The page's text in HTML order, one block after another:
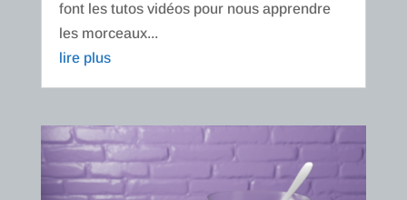
font les tutos vidéos pour nous apprendre
les morceaux...
lire plus